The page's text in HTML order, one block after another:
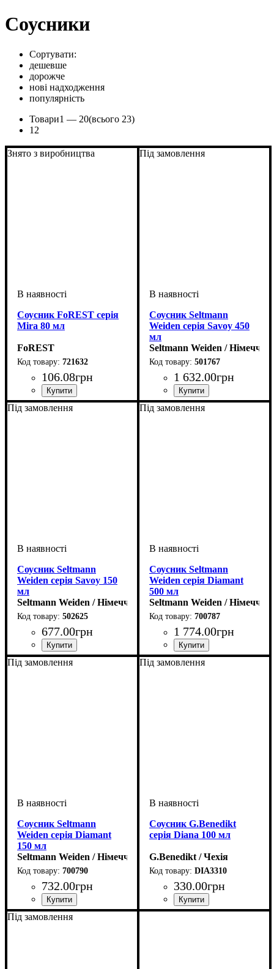
Соусники
Сортувати:
дешевше
дорожче
нові надходження
популярність
Товари1 — 20(всього 23)
1 2
Знято з виробництва
Соусник FoREST серія
Mira 80 мл
FoREST
721632
106.08грн
Під замовлення
Соусник Seltmann
Weiden серія Savoy 450
мл
Seltmann Weiden /
501767
1 632.00грн
Під замовлення
Соусник Seltmann
Weiden серія Savoy 150
мл
Seltmann Weiden / Німеччина
502625
677.00грн
Під замовлення
Соусник Seltmann
Weiden серія Diamant
500 мл
Seltmann Weiden /
700787
1 774.00грн
Під замовлення
Соусник Seltmann
Weiden серія Diamant
150 мл
Seltmann Weiden / Німеччина
700790
732.00грн
Під замовлення
Соусник G.Benedikt
серія Diana 100 мл
G.Benedikt / Чехія
DIA3310
330.00грн
Під замовлення